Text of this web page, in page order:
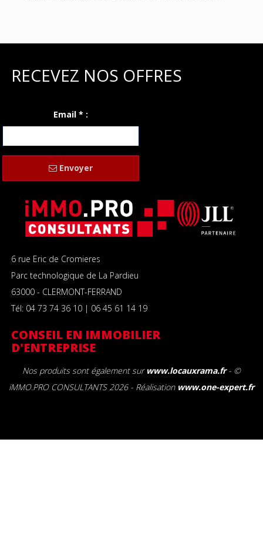
RECEVEZ NOS OFFRES
Email * :
Envoyer
6 rue Eric de Cromieres
Parc technologique de La Pardieu
63000 - CLERMONT-FERRAND
Tél: 04 73 74 36 10 | 06 45 61 14 19
CONSEIL EN IMMOBILIER
D'ENTREPRISE
Nos produits sont également sur www.locauxrama.fr- ©
iMMO.PRO CONSULTANTS 2026 - Réalisation www.one-expert.fr